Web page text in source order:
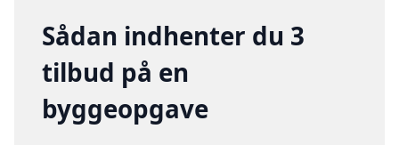
Sådan indhenter du 3
tilbud på en
byggeopgave